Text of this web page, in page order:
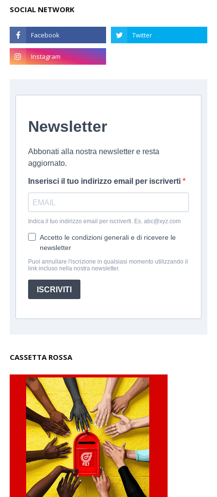
SOCIAL NETWORK
Newsletter
Abbonati alla nostra newsletter e resta
aggiornato.
Inserisci il tuo indirizzo email per iscriverti
Indica il tuo indirizzo email per iscriverti. Es. abc@xyz.com
Accetto le condizioni generali e di ricevere le
newsletter
Puoi annullare l'iscrizione in qualsiasi momento utilizzando il
link incluso nella nostra newsletter.
ISCRIVITI
CASSETTA ROSSA